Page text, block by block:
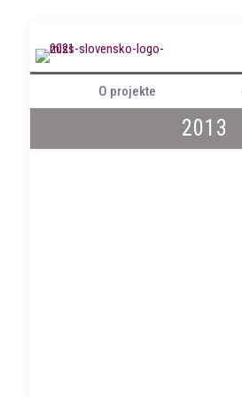
O projekte
2013